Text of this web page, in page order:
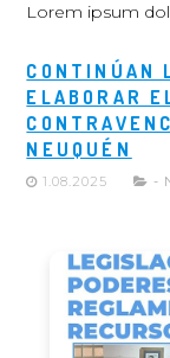
Lorem ipsum
CONTINÚAN
ELABORAR
NEUQUÉN
1.08.2025 -